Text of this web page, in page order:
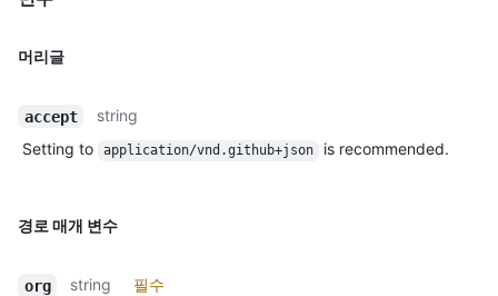
머리글
accept
string
Setting to
application/vnd.github+json is recommended.
경로 매개 변수
org string
필수